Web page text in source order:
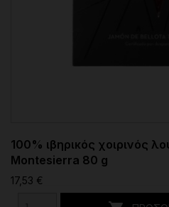
100% ιβηρικός χοιρινός
Montesierra 80 g
17,53 €